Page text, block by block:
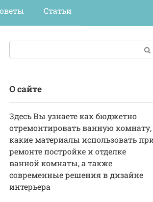
Статьи
О сайте
Здесь Вы узнаете как бюджетно
отремонтировать ванную комнату,
какие материалы использовать
ремонте постройке и отделке
ванной комнаты, а также
современные решения в дизайне
интерьера